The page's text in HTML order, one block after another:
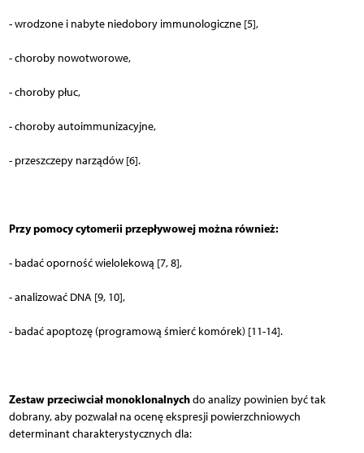
- wrodzone i nabyte niedobory immunologiczne [5],
- choroby nowotworowe,
- choroby płuc,
- choroby autoimmunizacyjne,
- przeszczepy narządów [6].
Przy pomocy cytomerii przepływowej można również:
- badać oporność wielolekową [7, 8],
- analizować DNA [9, 10],
- badać apoptozę (programową śmierć komórek) [11-14].
Zestaw przeciwciał monoklonalnychdo analizy powinien być tak
dobrany, aby pozwalał na ocenę ekspresji powierzchniowych
determinant charakterystycznych dla: